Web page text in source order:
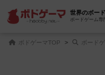
世界のボー
ボードゲーム専
ボドゲーマTOP ボード